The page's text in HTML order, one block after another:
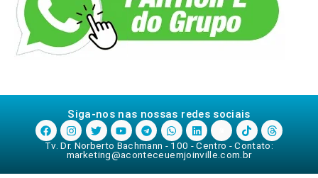
Siga-nos nas nossas redes sociais
Tv. Dr. Norberto Bachmann - 100 - Centro - Contato:
marketing@aconteceuemjoinville.com.br